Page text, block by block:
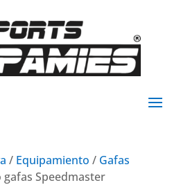
/ Equipamiento / Gafas
gafas Speedmaster